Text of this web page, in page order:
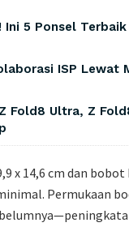
Ini 5 Ponsel
ISP Lewat
Fold8 Ultra, Z
x 14,6 cm dan
Permukaan